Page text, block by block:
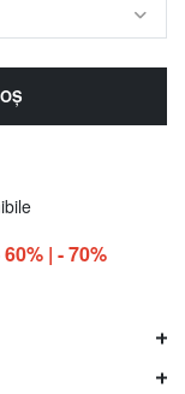
| - 70%